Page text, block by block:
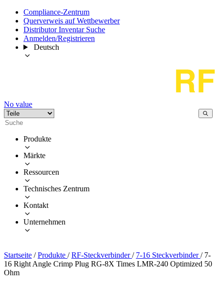
Compliance-Zentrum
Querverweis auf Wettbewerber
Distributor Inventar Suche
Anmelden/Registrieren
Deutsch
No value
Produkte
Märkte
Ressourcen
Technisches Zentrum
Kontakt
Unternehmen
Startseite / Produkte / RF-Steckverbinder/ 7-16 Steckverbinder/ 7-
16 Right Angle Crimp Plug RG-8X Times LMR-240 Optimized 50
Ohm